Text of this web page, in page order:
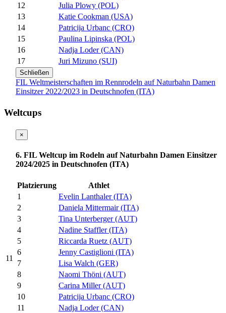
12
Julia Plowy (POL)
13
Katie Cookman (USA)
14
Patricija Urbanc (CRO)
15
Paulina Lipinska (POL)
16
Nadja Loder (CAN)
17
Juri Mizuno (SUI)
Schließen
FIL Weltmeisterschaften im Rennrodeln auf Naturbahn Damen
Einsitzer 2022/2023 in Deutschnofen (ITA)
Weltcups
11
×
6. FIL Weltcup im Rodeln auf Naturbahn Damen Einsitzer
2024/2025 in Deutschnofen (ITA)
Platzierung
Athlet
1
Evelin Lanthaler (ITA)
2
Daniela Mittermair (ITA)
3
Tina Unterberger (AUT)
4
Nadine Staffler (ITA)
5
Riccarda Ruetz (AUT)
6
Jenny Castiglioni (ITA)
7
Lisa Walch (GER)
8
Naomi Thöni (AUT)
9
Carina Miller (AUT)
10
Patricija Urbanc (CRO)
11
Nadja Loder (CAN)